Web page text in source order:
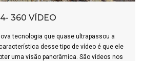
4- 360 VÍDEO
tecnologia que quase ultrapassou a
desse tipo de vídeo é que ele
uma visão panorâmica. São vídeos nos